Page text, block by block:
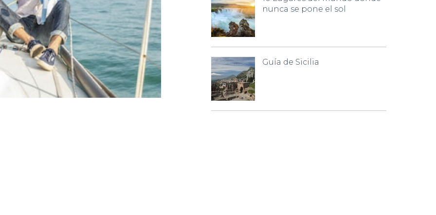
nunca se pone el sol
Guía de Sicilia